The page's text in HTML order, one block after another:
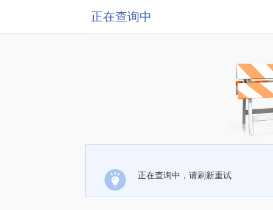
正在查询中
正在查询中，请刷新重试